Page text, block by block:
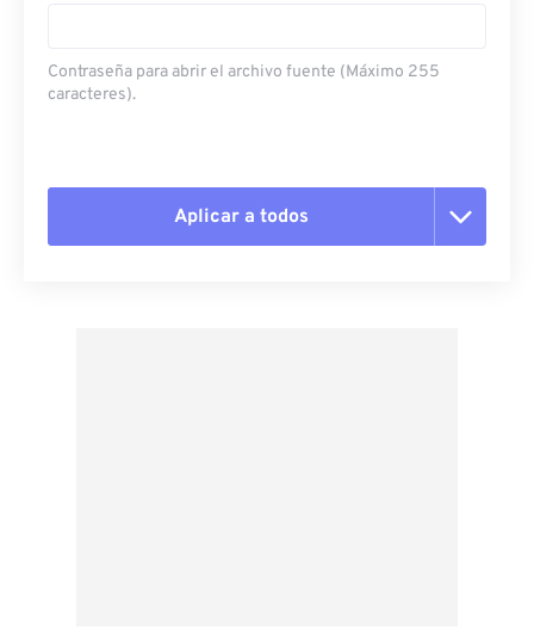
Contraseña para abrir el archivo fuente (Máximo 255
caracteres).
Aplicar a todos